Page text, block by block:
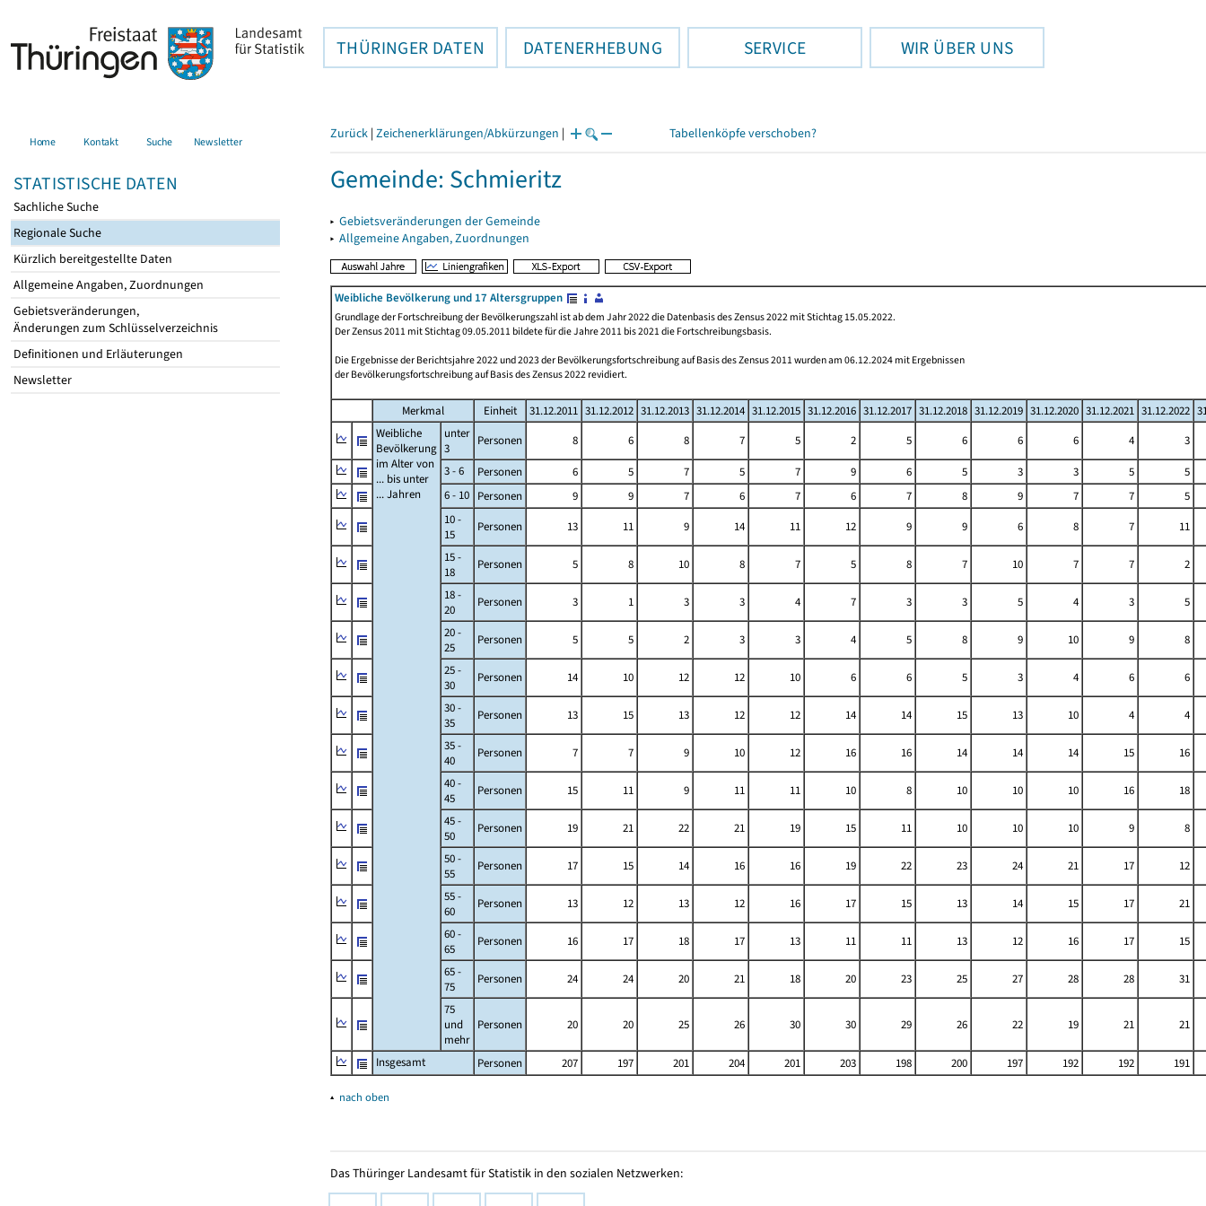
THÜRINGER DATEN DATENERHEBUNG SERVICE WIR ÜBER UNS
Home Kontakt Suche Newsletter
STATISTISCHE DATEN
Sachliche Suche
Regionale Suche
Kürzlich bereitgestellte Daten
Allgemeine Angaben, Zuordnungen
Gebietsveränderungen,
Änderungen zum Schlüsselverzeichnis
Definitionen und Erläuterungen
Newsletter
Zurück | Zeichenerklärungen/Abkürzungen | Tabellenköpfe verschoben?
Gemeinde: Schmieritz
▸ Gebietsveränderungen der Gemeinde
▸ Allgemeine Angaben, Zuordnungen
Weibliche Bevölkerung und 17 Altersgruppen
Grundlage der Fortschreibung der Bevölkerungszahl ist ab dem Jahr 2022 die Datenbasis des Zensus 2022 mit Stichtag 15.05.2022.
Der Zensus 2011 mit Stichtag 09.05.2011 bildete für die Jahre 2011 bis 2021 die Fortschreibungsbasis.
Die Ergebnisse der Berichtsjahre 2022 und 2023 der Bevölkerungsfortschreibung auf Basis des Zensus 2011 wurden am 06.12.2024 mit Ergebnissen
der Bevölkerungsfortschreibung auf Basis des Zensus 2022 revidiert.
Merkmal Einheit 31.12.2011 31.12.2012 31.12.2013 31.12.2014 31.12.2015 31.12.2016 31.12.2017 31.12.2018 31.12.2019 31.12.2020 31.12.2021 31.12.2022
Weibliche
Bevölkerung
im Alter von
... bis unter
... Jahren
unter
3
Personen 8 6 8 7 5 2 5 6 6 6 4
3
3 - 6
Personen 6 5 7 5 7 9 6 5 3 3 5
5
6 - 10 Personen 9 9 7 6 7 6 7 8 9 7 7
5
10 -
15
Personen 13 11 9 14 11 12 9 9 6 8 7
11
15 -
18
Personen 5 8 10 8 7 5 8 7 10 7 7
2
18 -
20
Personen 3 1 3 3 4 7 3 3 5 4 3
5
20 -
25
Personen 5 5 2 3 3 4 5 8 9 10 9
8
25 -
30
Personen 14 10 12 12 10 6 6 5 3 4 6
6
30 -
35
Personen 13 15 13 12 12 14 14 15 13 10 4
4
35 -
40
Personen 7 7 9 10 12 16 16 14 14 14 15
16
40 -
45
Personen 15 11 9 11 11 10 8 10 10 10 16
18
45 -
50
Personen 19 21 22 21 19 15 11 10 10 10 9
8
50 -
55
Personen 17 15 14 16 16 19 22 23 24 21 17
12
55 -
60
Personen 13 12 13 12 16 17 15 13 14 15 17
21
60 -
65
Personen 16 17 18 17 13 11 11 13 12 16 17
15
65 -
75
Personen 24 24 20 21 18 20 23 25 27 28 28
31
75
und
mehr
Personen 20 20 25 26 30 30 29 26 22 19 21 21
Insgesamt Personen 207 197 201 204 201 203 198 200 197 192 192 191
▴ nach oben
Das Thüringer Landesamt für Statistik in den sozialen Netzwerken: